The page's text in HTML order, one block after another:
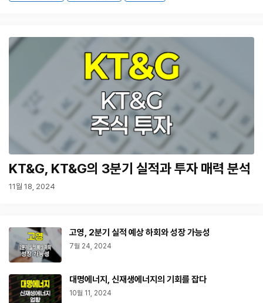
KT&G, KT&G의 3분기 실적과 투자 매력 분석
11월 18, 2024
고영, 2분기 실적 예상 하회와 성장 가능성
7월 24, 2024
대명에너지, 신재생에너지의 기회를 잡다
10월 11, 2024